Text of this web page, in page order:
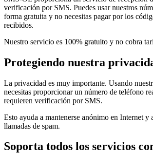
verificación por SMS. Puedes usar nuestros
forma gratuita y no necesitas pagar por los
recibidos.
Nuestro servicio es 100% gratuito y no cobra
Protegiendo nuestra
La privacidad es muy importante. Usando
necesitas proporcionar un número de teléfono
requieren verificación por SMS.
Esto ayuda a mantenerse anónimo en Internet y
llamadas de spam.
Soporta todos los servicios